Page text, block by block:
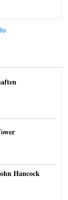
Hancock